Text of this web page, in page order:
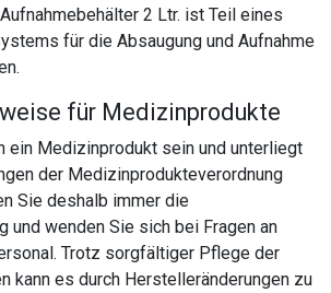
2 Ltr. ist Teil eines
für die Absaugung und Aufnahme
für Medizinprodukte
ein Medizinprodukt sein und unterliegt
der Medizinprodukteverordnung
Sie deshalb immer die
und wenden Sie sich bei Fragen an
Trotz sorgfältiger Pflege der
kann es durch Herstelleränderungen zu